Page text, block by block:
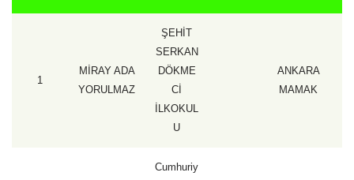
1
MİRAY ADA
YORULMAZ
ŞEHİT
SERKAN
DÖKME
Cİ
İLKOKUL
U
ANKARA
MAMAK
Cumhuriy